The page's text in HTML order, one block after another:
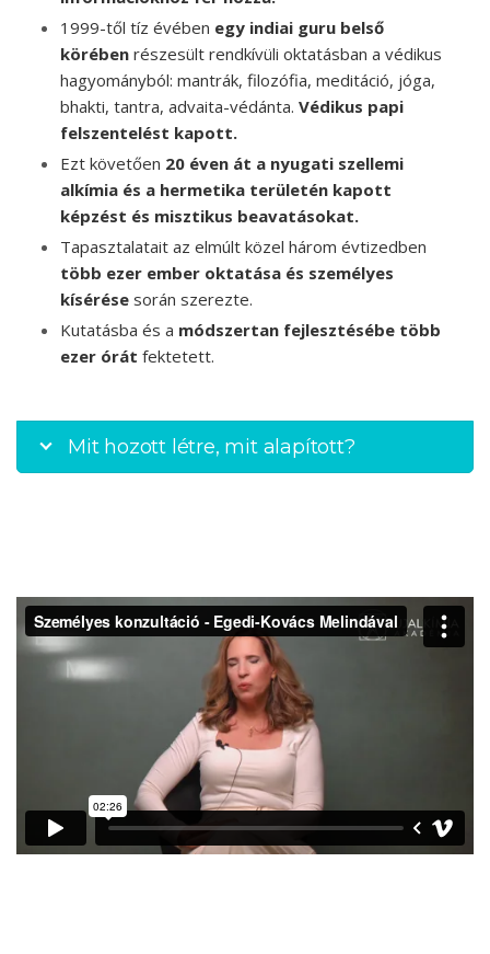
1999-től tíz évében egy indiai guru belső
körében részesült rendkívüli oktatásban a védikus
hagyományból: mantrák, filozófia, meditáció, jóga,
bhakti, tantra, advaita-védánta. Védikus papi
felszentelést kapott.
Ezt követően 20 éven át a nyugati szellemi
alkímia és a hermetika területén kapott
képzést és misztikus beavatásokat.
Tapasztalatait az elmúlt közel három évtizedben
több ezer ember oktatása és személyes
kísérése során szerezte.
Kutatásba és a módszertan fejlesztésébe több
ezer órát fektetett.
Mit hozott létre, mit alapított?